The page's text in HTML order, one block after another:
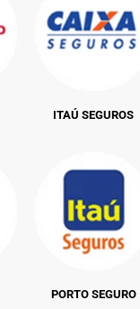
ITAÚ SEGUROS
PORTO SEGURO